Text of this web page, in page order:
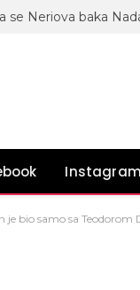
Instagram
je bio samo sa Teodorom